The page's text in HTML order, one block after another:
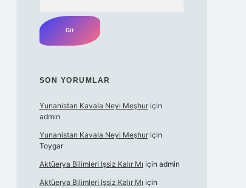
SON YORUMLAR
Yunanistan Kavala Neyi Meşhuriçin
admin
Yunanistan Kavala Neyi Meşhuriçin
Toygar
Aktüerya Bilimleri Işsiz Kalır Mı için admin
Aktüerya Bilimleri Işsiz Kalır Mı için